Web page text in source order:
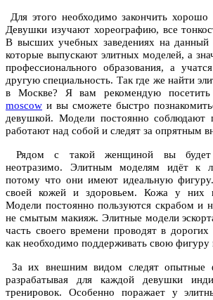
Для этого необходимо закончить
Девушки изучают хореографию, все
В высших учебных заведениях на данный
которые выпускают элитных моделей, а
профессионального образования, а
другую специальность. Так где же найти
в Москве? Я вам рекомендую
moscow и вы сможете быстро
девушкой. Модели постоянно соблюдают
работают над собой и следят за опрятным
Рядом с такой женщиной вы будет
неотразимо. Элитным моделям идёт к
потому что они имеют идеальную
своей кожей и здоровьем. Кожа у них
Модели постоянно пользуются скрабом и
не смытым макияж. Элитные модели
часть своего времени проводят в дорогих
как необходимо поддерживать свою фигуру
За их внешним видом следят опытные
разрабатывая для каждой девушки
тренировок. Особенно поражает у